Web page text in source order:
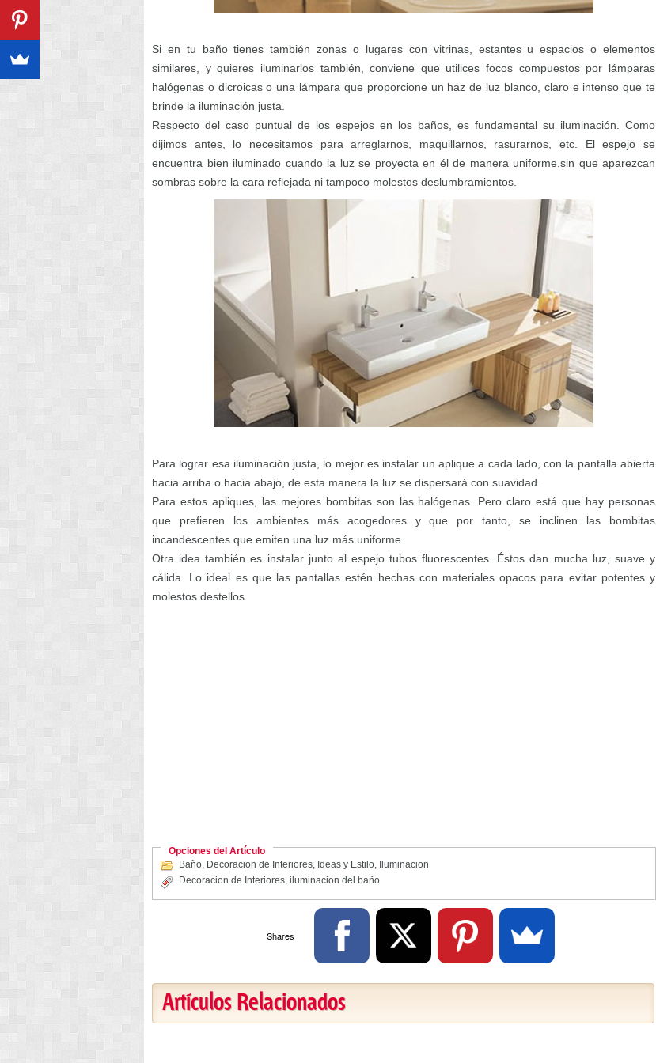
Si en tu baño tienes también zonas o lugares con vitrinas, estantes u espacios o elementos
similares, y quieres iluminarlos también, conviene que utilices focos compuestos por lámparas
halógenas o dicroicas o una lámpara que proporcione un haz de luz blanco, claro e intenso que te
brinde la iluminación justa.
Respecto del caso puntual de los espejos en los baños, es fundamental su iluminación. Como
dijimos antes, lo necesitamos para arreglarnos, maquillarnos, rasurarnos, etc. El espejo se
encuentra bien iluminado cuando la luz se proyecta en él de manera uniforme,sin que aparezcan
sombras sobre la cara reflejada ni tampoco molestos deslumbramientos.
Para lograr esa iluminación justa, lo mejor es instalar un aplique a cada lado, con la pantalla abierta
hacia arriba o hacia abajo, de esta manera la luz se dispersará con suavidad.
Para estos apliques, las mejores bombitas son las halógenas. Pero claro está que hay personas
que prefieren los ambientes más acogedores y que por tanto, se inclinen las bombitas
incandescentes que emiten una luz más uniforme.
Otra idea también es instalar junto al espejo tubos fluorescentes. Éstos dan mucha luz, suave y
cálida. Lo ideal es que las pantallas estén hechas con materiales opacos para evitar potentes y
molestos destellos.
Opciones del Artículo
Baño, Decoracion de Interiores, Ideas y Estilo,
Iluminacion
Decoracion de Interiores, iluminacion del baño
Shares
Artículos Relacionados